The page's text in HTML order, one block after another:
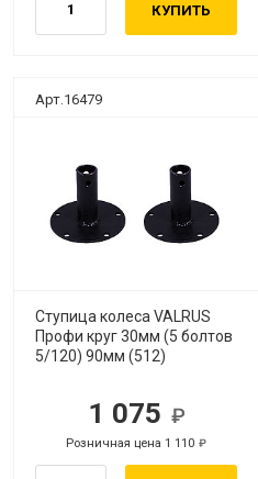
КУПИТЬ
Арт.16479
Ступица колеса VALRUS
Профи круг 30мм (5 болтов
5/120) 90мм (512)
1 075
Розничная цена 1 110
руб.
руб.